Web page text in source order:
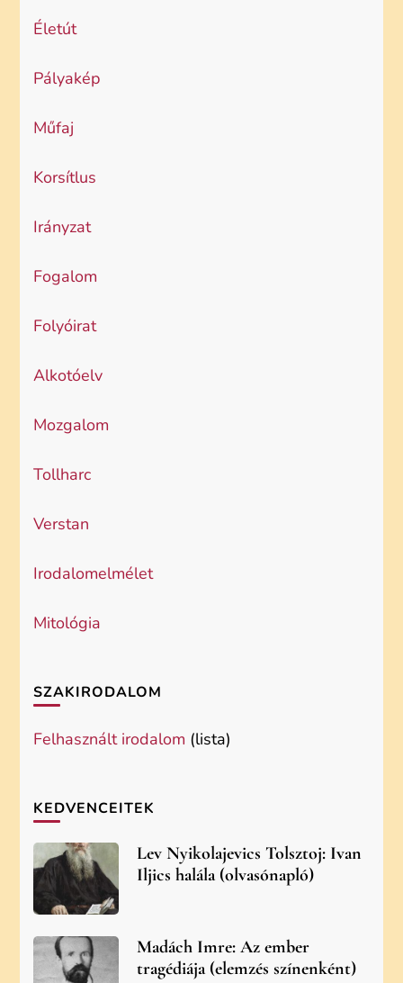
Életút
Pályakép
Műfaj
Korsítlus
Irányzat
Fogalom
Folyóirat
Alkotóelv
Mozgalom
Tollharc
Verstan
Irodalomelmélet
Mitológia
SZAKIRODALOM
Felhasznált irodalom (lista)
KEDVENCEITEK
Lev Nyikolajevics Tolsztoj: Ivan
Iljics halála (olvasónapló)
Madách Imre: Az ember
tragédiája (elemzés színenként)